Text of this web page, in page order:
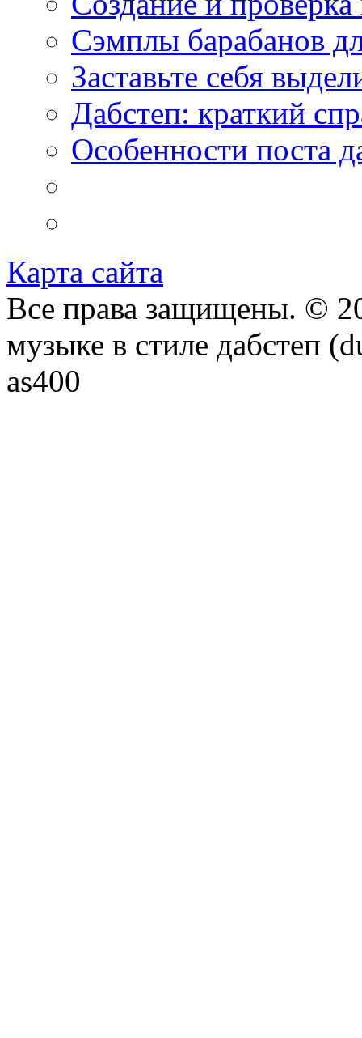
Сэмплы барабанов
Заставьте себя
Дабстеп: краткий
Особенности поста
Карта сайта
Все права защищены. ©
музыке в стиле дабстеп
as400